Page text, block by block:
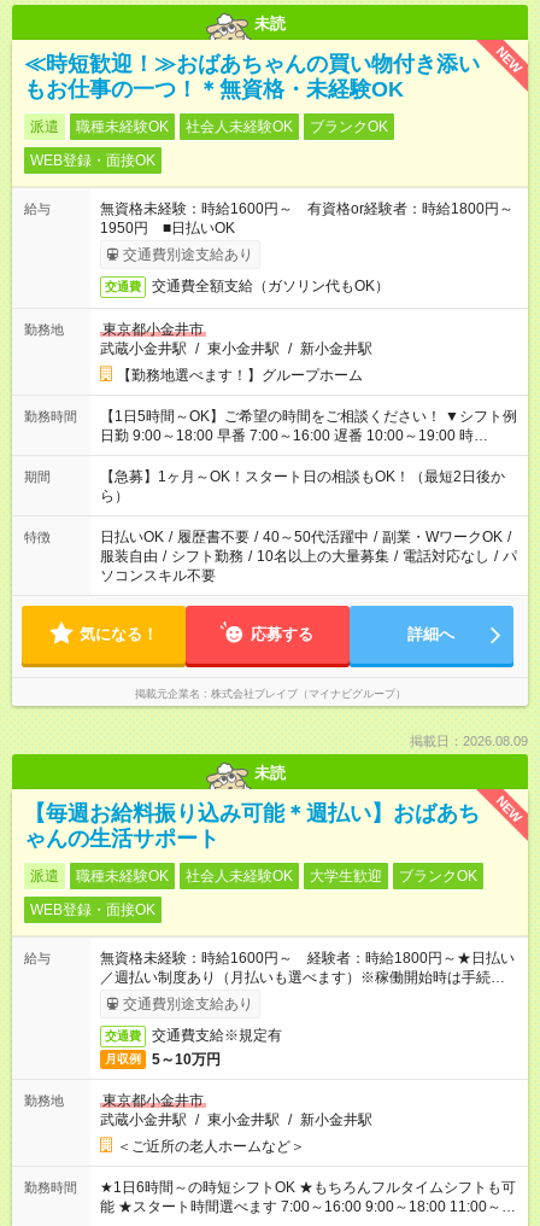
未読
NEW
≪時短歓迎！≫おばあちゃんの買い物付き添い
もお仕事の一つ！＊無資格・未経験OK
派遣 職種未経験OK 社会人未経験OK
ブランクOK
WEB登録・面接OK
給与
無資格未経験：時給1600円～ 有資格or経験者：時給1800円～
1950円 ■日払いOK
交通費別途支給あり
交通費 交通費全額支給（ガソリン代もOK）
勤務地
東京都小金井市
武蔵小金井駅 / 東小金井駅 / 新小金井駅
【勤務地選べます！】グループホーム
勤務時間
【1日5時間～OK】ご希望の時間をご相談ください！ ▼シフト例
日勤 9:00～18:00 早番 7:00～16:00 遅番 10:00～19:00 時
短 10:00～15:00 上記はあくまで一例です。 「夕方までには帰宅
しておきたい」 「朝はゆっくりのスタートがいい」 「お昼の時
間を有効に使いたい」 など、ご希望があれば教えてください
ね。
期間
【急募】1ヶ月～OK！スタート日の相談もOK！（最短2日後か
ら）
特徴 日払いOK / 履歴書不要 / 40～50代活躍中 / 副業・WワークOK /
服装自由 / シフト勤務 / 10名以上の大量募集 / 電話対応なし / パ
ソコンスキル不要
気になる！ 応募する 詳細へ
掲載元企業名 株式会社ブレイブ（マイナビグループ）
掲載日：2026.08.09
未読
NEW
【毎週お給料振り込み可能＊週払い】おばあち
ゃんの生活サポート
派遣 職種未経験OK 社会人未経験OK 大学生歓迎
ブランクOK
WEB登録・面接OK
給与
無資格未経験：時給1600円～ 経験者：時給1800円～★日払い
／週払い制度あり（月払いも選べます）※稼働開始時は手続き完
了次第のお支払いとなります。
交通費別途支給あり
交通費 交通費支給※規定有
月収例 5～10万円
勤務地
東京都小金井市
武蔵小金井駅 / 東小金井駅 / 新小金井駅
＜ご近所の老人ホームなど＞
勤務時間
★1日6時間～の時短シフトOK ★もちろんフルタイムシフトも可
能 ★スタート時間選べます 7:00～16:00 9:00～18:00 11:00～